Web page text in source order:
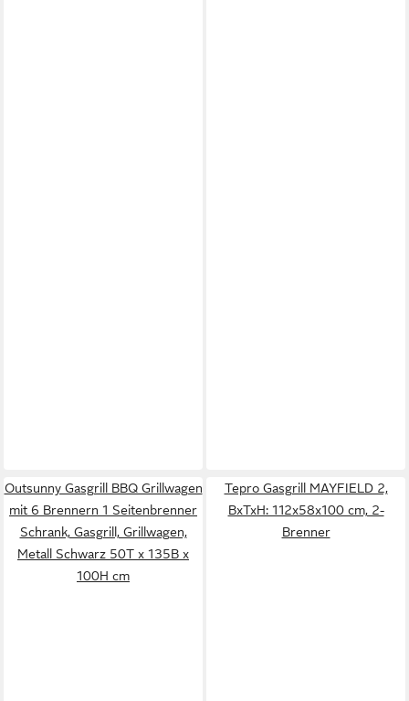
Outsunny Gasgrill BBQ Grillwagen
mit 6 Brennern 1 Seitenbrenner
Schrank, Gasgrill, Grillwagen,
Metall Schwarz 50T x 135B x
100H cm
Tepro Gasgrill MAYFIELD 2,
BxTxH: 112x58x100 cm, 2-
Brenner